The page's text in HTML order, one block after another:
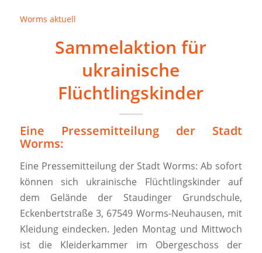
Worms aktuell
Sammelaktion für
ukrainische
Flüchtlingskinder
Eine Pressemitteilung der Stadt
Worms:
Eine Pressemitteilung der Stadt Worms: Ab sofort
können sich ukrainische Flüchtlingskinder auf
dem Gelände der Staudinger Grundschule,
Eckenbertstraße 3, 67549 Worms-Neuhausen, mit
Kleidung eindecken. Jeden Montag und Mittwoch
ist die Kleiderkammer im Obergeschoss der